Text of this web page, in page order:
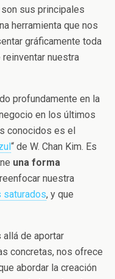
sus principales
herramienta que nos
gráficamente toda
nuestra
profundamente en la
en los últimos
conocidos es el
“ de W. Chan Kim. Es
una forma
nuestra
saturados, y que
allá de aportar
concretas, nos ofrece
abordar la creación